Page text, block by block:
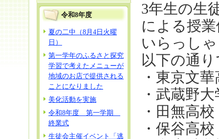
令和8年度
夏の二中（8月4日火曜
日）
第一学年のふるさと探究
学習で考えたメニューが
地域のお店で提供される
ことになりました
美化活動を実施
令和8年度 第一学期
終業式
生徒会主催イベント「逃
3年生の生
による授
いらっし
以下の通
・東京文
・武蔵野
・田無高校
・保谷高校